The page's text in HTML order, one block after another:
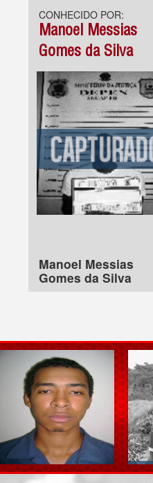
CONHECIDO POR:
Manoel Messias
Gomes da Silva
Manoel Messias
Gomes da Silva